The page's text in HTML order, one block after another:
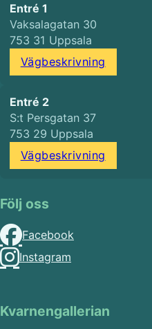
Entré 1
Vaksalagatan 30
753 31 Uppsala
Vägbeskrivning
Entré 2
S:t Persgatan 37
753 29 Uppsala
Vägbeskrivning
Följ oss
Facebook
Instagram
Kvarnengallerian